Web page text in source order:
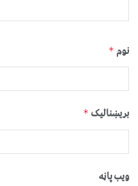
نوم *
بریښنالیک *
ویب پاڼه